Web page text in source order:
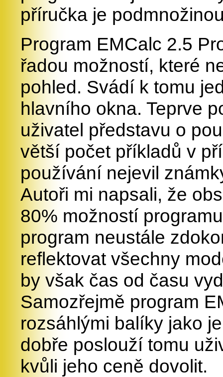
příručka je
Program EMCalc 2.5
řadou možností, které
pohled. Svádí k tomu
hlavního okna. Teprve
uživatel představu o
větší počet příkladů v
používání nejevil
Autoři mi napsali, že
80% možností
program neustále
reflektovat všechny
by však čas od času
Samozřejmě program
rozsáhlými balíky jako
dobře poslouží tomu
kvůli jeho ceně dovolit.